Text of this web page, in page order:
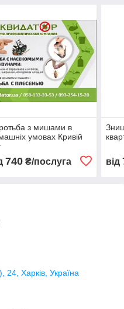
з мишами в
умовах Кривій
740₴/послуга від
24, Харків, Україна